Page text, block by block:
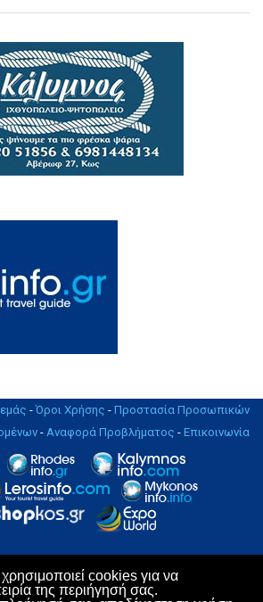
cookies για να
της περιήγησή σας.
- Όροι Χρήσης - Προστασία Προσωπικών
- Αναφορά Προβλήματος - Επικοινωνία
rights Reserved. | Design & Hosting by